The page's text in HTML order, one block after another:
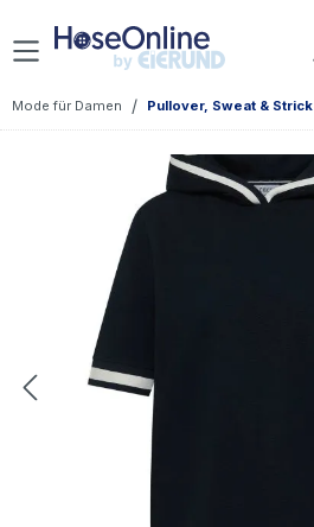
Zum Hauptinhalt springen
Mode für Damen / Pullover, Sweat & Strick
Bildergalerie überspringen